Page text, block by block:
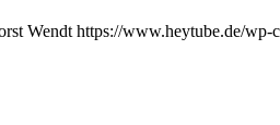
Wendt https://www.heytube.de/wp-